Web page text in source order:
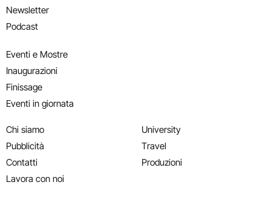
Newsletter
Podcast
Eventi e Mostre
Inaugurazioni
Finissage
Eventi in giornata
Chi siamo
Pubblicità
Contatti
Lavora con noi
University
Travel
Produzioni